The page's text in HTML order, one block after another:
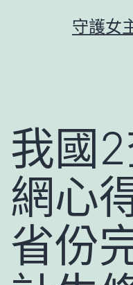
守護女
我國
網心
省份